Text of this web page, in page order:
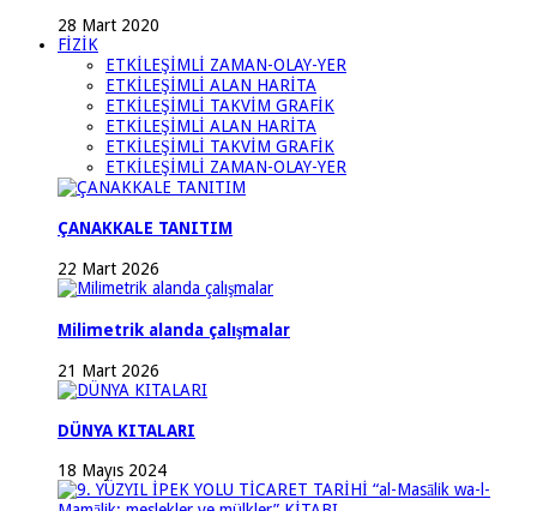
28 Mart 2020
FİZİK
ETKİLEŞİMLİ ZAMAN-OLAY-YER
ETKİLEŞİMLİ ALAN HARİTA
ETKİLEŞİMLİ TAKVİM GRAFİK
ETKİLEŞİMLİ ALAN HARİTA
ETKİLEŞİMLİ TAKVİM GRAFİK
ETKİLEŞİMLİ ZAMAN-OLAY-YER
ÇANAKKALE TANITIM
22 Mart 2026
Milimetrik alanda çalışmalar
21 Mart 2026
DÜNYA KITALARI
18 Mayıs 2024